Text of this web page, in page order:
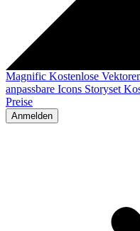
Magnific Kostenlose
anpassbare Icons Storyset
Preise
Anmelden